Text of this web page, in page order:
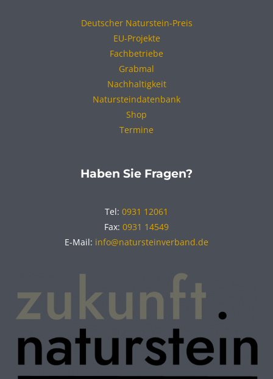
Deutscher Naturstein-Preis
EU-Projekte
Fachbetriebe
Grabmal
Nachhaltigkeit
Natursteindatenbank
Shop
Termine
Haben Sie Fragen?
Tel: 0931 12061
Fax: 0931 14549
E-Mail: info@natursteinverband.de